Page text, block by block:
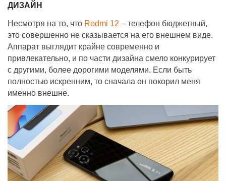
ДИЗАЙН
Несмотря на то, что Redmi 12 – телефон бюджетный,
это совершенно не сказывается на его внешнем виде.
Аппарат выглядит крайне современно и
привлекательно, и по части дизайна смело конкурирует
с другими, более дорогими моделями. Если быть
полностью искренним, то сначала он покорил меня
именно внешне.